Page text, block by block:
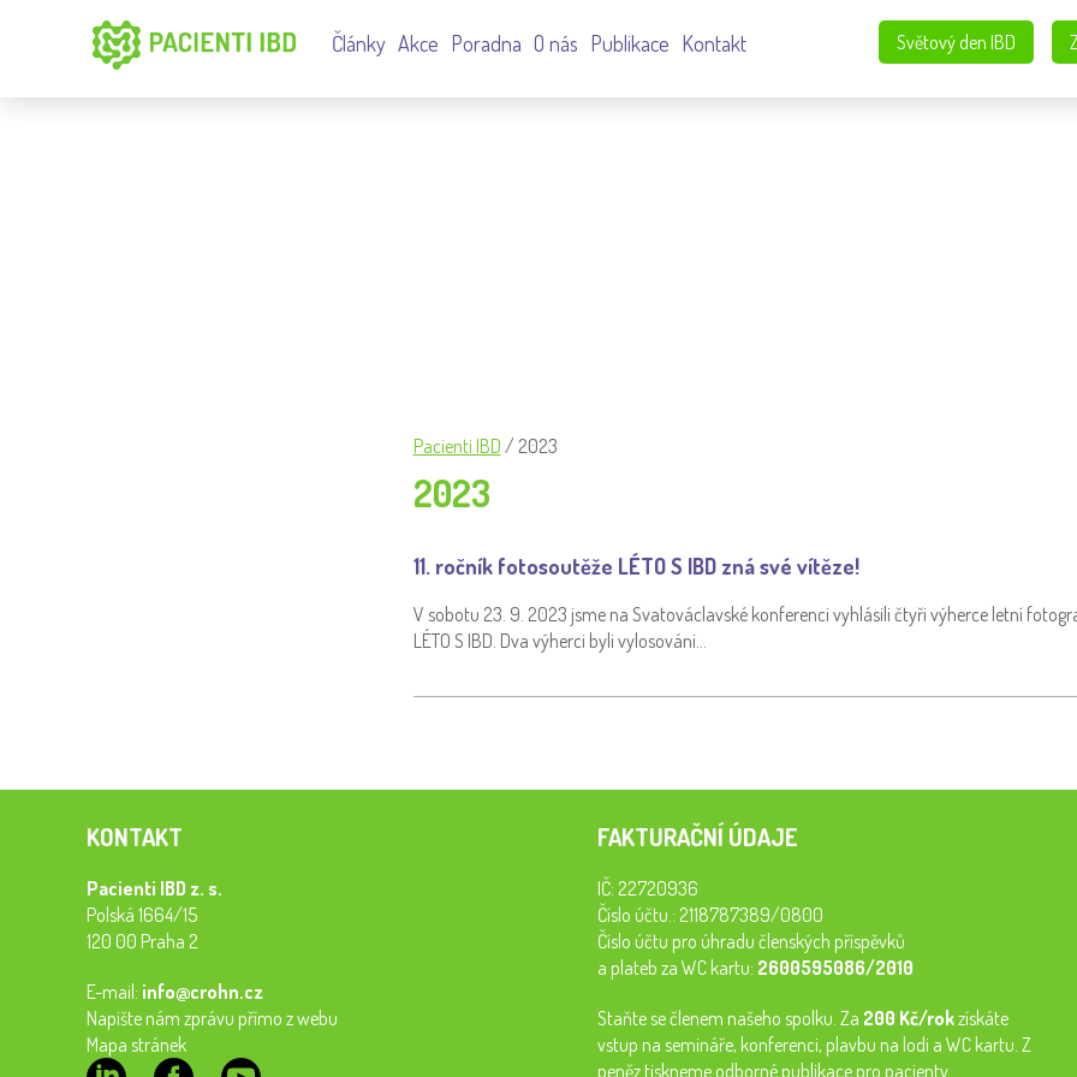
Světový den IBD
Články Akce Poradna O nás Publikace Kontakt
Pacienti IBD / 2023
2023
11. ročník fotosoutěže LÉTO S IBD zná své vítěze!
V sobotu 23. 9. 2023 jsme na Svatováclavské konferenci vyhlásili čtyři výherce letní
LÉTO S IBD. Dva výherci byli vylosováni…
KONTAKT
Pacienti IBD z. s.
Polská 1664/15
120 00 Praha 2
E-mail: info@crohn.cz
Napište nám zprávu přímo z webu
Mapa stránek
FAKTURAČNÍ ÚDAJE
IČ: 22720936
Číslo účtu.: 2118787389/0800
Číslo účtu pro úhradu členských příspěvků
a plateb za WC kartu: 2600595086/2010
Staňte se členem našeho spolku. Za 200 Kč/rokzískáte
vstup na semináře, konferenci, plavbu na lodi a WC kartu. Z
peněz tiskneme odborné publikace pro pacienty.